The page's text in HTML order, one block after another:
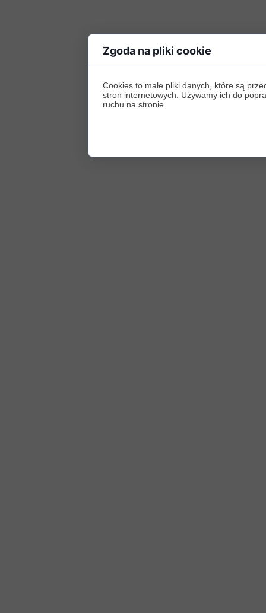
Zgoda na pliki cookie
Cookies to małe pliki danych, które są
stron internetowych. Używamy ich do
ruchu na stronie.